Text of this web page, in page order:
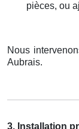
pièces, ou
Nous
Aubrais.
3. Installation